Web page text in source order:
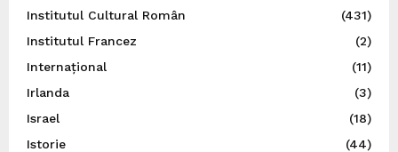
Institutul Cultural Român
(431)
Institutul Francez
(2)
Internațional
(11)
Irlanda
(3)
Israel
(18)
Istorie
(44)